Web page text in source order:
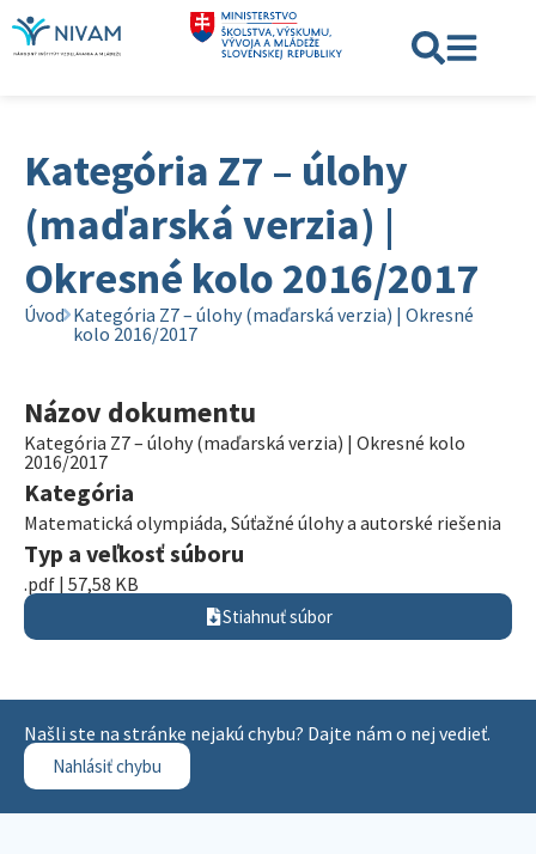
Kategória Z7 – úlohy
(maďarská verzia) |
Okresné kolo 2016/2017
Úvod Kategória Z7 – úlohy (maďarská verzia) | Okresné
kolo 2016/2017
Názov dokumentu
Kategória Z7 – úlohy (maďarská verzia) | Okresné kolo
2016/2017
Kategória
Matematická olympiáda, Súťažné úlohy a autorské riešenia
Typ a veľkosť súboru
.pdf | 57,58 KB
Stiahnuť súbor
Našli ste na stránke nejakú chybu? Dajte nám o nej vedieť.
Nahlásiť chybu